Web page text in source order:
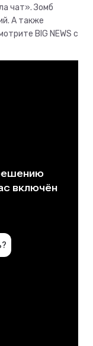
чат». Зомб
А также
BIG NEWS с